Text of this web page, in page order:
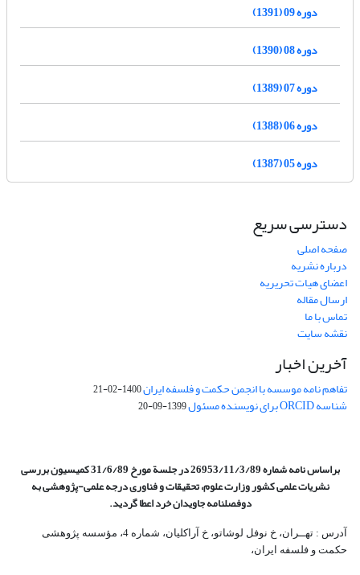
دوره 09 (1391)
دوره 08 (1390)
دوره 07 (1389)
دوره 06 (1388)
دوره 05 (1387)
دسترسی سریع
صفحه اصلی
درباره نشریه
اعضای هیات تحریریه
ارسال مقاله
تماس با ما
نقشه سایت
آخرین اخبار
تفاهم نامه موسسه با انجمن حکمت و فلسفه ایران1400-02-21
شناسه ORCID برای نویسنده مسئول 1399-09-20
براساس نامه شماره 26953/11/3/89 در جلسة مورخ 31/6/89 کمیسیون
بررسی
نشریات علمی کشور وزارت علوم، تحقیقات و فناوری درجه علمی‌-پژوهشیبه
دوفصلنامه جاویدان خرد اعطا گردید.
آدرس : تهــران، خ نوفل لوشاتو، خ آراکلیان، شماره 4،‌ مؤسسه پژوهشی
حکمت و فلسفه ایران،‌